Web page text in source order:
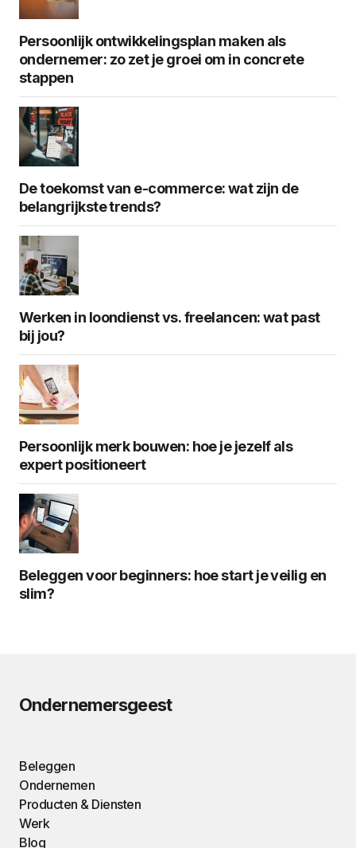
Persoonlijk ontwikkelingsplan maken als
ondernemer: zo zet je groei om in concrete
stappen
De toekomst van e-commerce: wat zijn de
belangrijkste trends?
Werken in loondienst vs. freelancen: wat past
bij jou?
Persoonlijk merk bouwen: hoe je jezelf als
expert positioneert
Beleggen voor beginners: hoe start je veilig en
slim?
Ondernemersgeest
Beleggen
Ondernemen
Producten & Diensten
Werk
Blog